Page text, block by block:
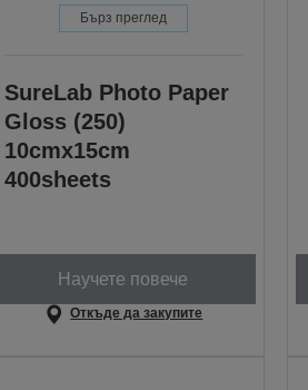
Бърз преглед
SureLab Photo Paper
Gloss (250)
10cmx15cm
400sheets
Научете повече
Откъде да закупите